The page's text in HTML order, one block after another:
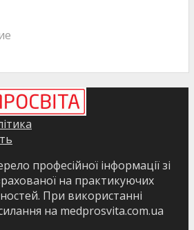
професійної інформації зі
на практикуючих
При використанні
на medprosvita.com.ua